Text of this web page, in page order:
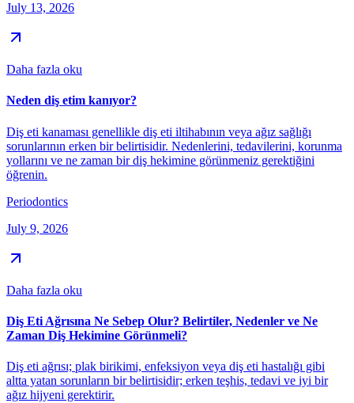
July 13, 2026
Daha fazla oku
Neden diş etim kanıyor?
Diş eti kanaması genellikle diş eti iltihabının veya ağız sağlığı
sorunlarının erken bir belirtisidir. Nedenlerini, tedavilerini, korunma
yollarını ve ne zaman bir diş hekimine görünmeniz gerektiğini
öğrenin.
Periodontics
July 9, 2026
Daha fazla oku
Diş Eti Ağrısına Ne Sebep Olur? Belirtiler, Nedenler ve Ne
Zaman Diş Hekimine Görünmeli?
Diş eti ağrısı; plak birikimi, enfeksiyon veya diş eti hastalığı gibi
altta yatan sorunların bir belirtisidir; erken teşhis, tedavi ve iyi bir
ağız hijyeni gerektirir.